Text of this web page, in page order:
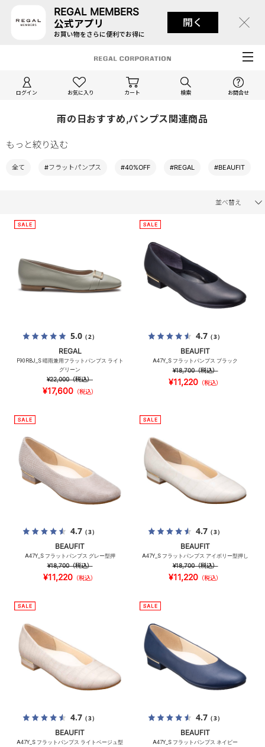
REGAL MEMBERS
公式アプリ
お買い物をさらに便利でお得に
開く
ログイン お気に入り カート 検索 お問合せ
雨の日おすすめ,パンプス関連商品
もっと絞り込む
全て #フラットパンプス #40%OFF #REGAL #BEAUFIT
並べ替え
5.0（2）
REGAL
F90RBJ_S 晴雨兼用フラットパンプス ライト
グリーン
¥22,000（税込）
¥17,600 （税込）
4.7（3）
BEAUFIT
A47Y_S フラットパンプス ブラック
¥18,700（税込）
¥11,220 （税込）
4.7（3）
BEAUFIT
A47Y_S フラットパンプス グレー型押
¥18,700（税込）
¥11,220 （税込）
4.7（3）
BEAUFIT
A47Y_S フラットパンプス アイボリー型押し
¥18,700（税込）
¥11,220 （税込）
4.7（3）
BEAUFIT
A47Y_S フラットパンプス ライトベージュ型
4.7（3）
BEAUFIT
A47Y_S フラットパンプス ネイビー